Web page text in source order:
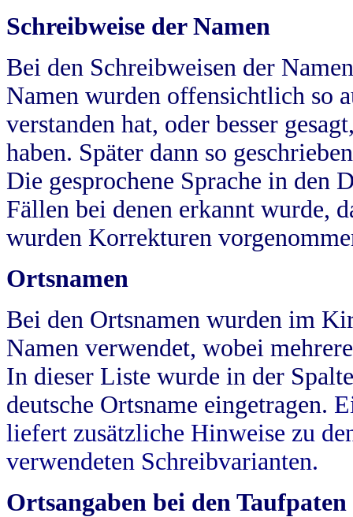
Schreibweise der Namen
Bei den Schreibweisen der
Namen wurden offensichtlich so
verstanden hat, oder besser
haben. Später dann so
Die gesprochene Sprache in
Fällen bei denen erkannt wurde,
wurden Korrekturen
Ortsnamen
Bei den Ortsnamen wurden im
Namen verwendet, wobei
In dieser Liste wurde in der
deutsche Ortsname eingetragen.
liefert zusätzliche Hinweise zu
verwendeten Schreibvarianten.
Ortsangaben bei den Taufpaten